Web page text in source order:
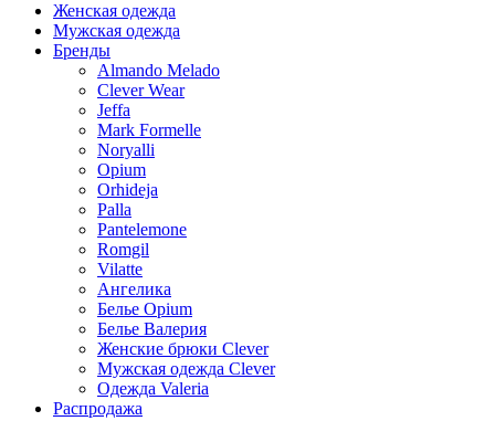
Женская одежда
Мужская одежда
Бренды
Almando Melado
Clever Wear
Jeffa
Mark Formelle
Noryalli
Opium
Orhideja
Palla
Pantelemone
Romgil
Vilatte
Ангелика
Белье Opium
Белье Валерия
Женские брюки Clever
Мужская одежда Clever
Одежда Valeria
Распродажа